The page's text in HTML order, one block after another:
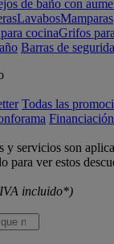
de baño con
LavabosMamparas
cocinaGrifos
Barras de
Todas las
Financiación
y servicios son
para ver estos
incluido*)